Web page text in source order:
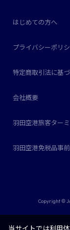
はじめての方へ
プライバシーポリ
特定商取引法に基
会社概要
羽田空港旅客ター
羽田空港免税品事
Copyright ©